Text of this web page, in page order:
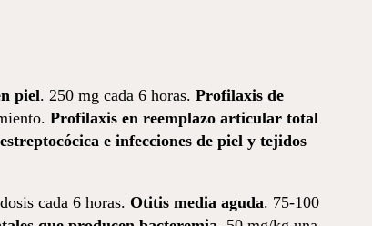
piel. 250 mg cada 6 horas. Profilaxis de
Profilaxis en reemplazo articular total
e infecciones de piel y tejidos
cada 6 horas. Otitis media aguda. 75-100